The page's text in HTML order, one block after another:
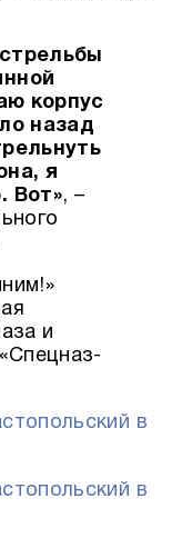
корпус
назад
я
Вот», –
и
в
в